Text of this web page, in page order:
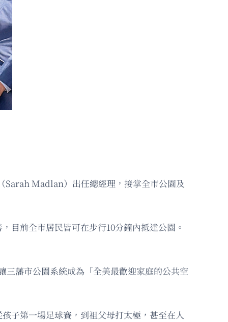
Madlan）出任總經理，接掌全市公園及
目前全市居民皆可在步行10分鐘內抵達公園。
藩市公園系統成為「全美最歡迎家庭的公共空
子第一場足球賽，到祖父母打太極，甚至在人